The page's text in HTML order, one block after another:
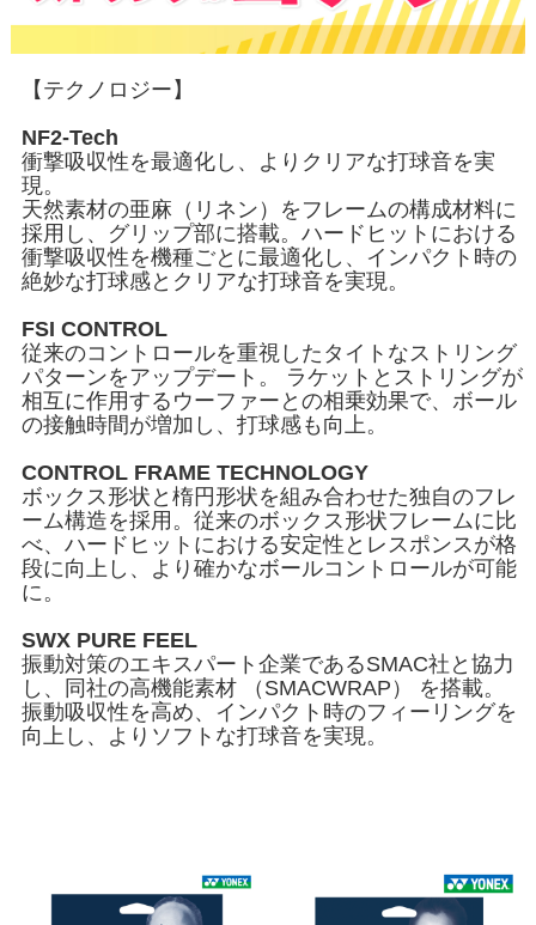
【テクノロジー】
NF2-Tech
衝撃吸収性を最適化し、よりクリアな打球音を実
現。
天然素材の亜麻（リネン）をフレームの構成材料に
採用し、グリップ部に搭載。ハードヒットにおける
衝撃吸収性を機種ごとに最適化し、インパクト時の
絶妙な打球感とクリアな打球音を実現。
FSI CONTROL
従来のコントロールを重視したタイトなストリング
パターンをアップデート。 ラケットとストリングが
相互に作用するウーファーとの相乗効果で、ボール
の接触時間が増加し、打球感も向上。
CONTROL FRAME TECHNOLOGY
ボックス形状と楕円形状を組み合わせた独自のフレ
ーム構造を採用。従来のボックス形状フレームに比
べ、ハードヒットにおける安定性とレスポンスが格
段に向上し、より確かなボールコントロールが可能
に。
SWX PURE FEEL
振動対策のエキスパート企業であるSMAC社と協力
し、同社の高機能素材 （SMACWRAP） を搭載。
振動吸収性を高め、インパクト時のフィーリングを
向上し、よりソフトな打球音を実現。